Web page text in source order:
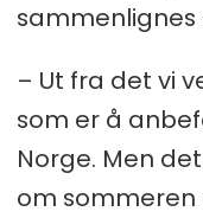
– Ut fra det vi
som er å
Norge. Men
om sommeren